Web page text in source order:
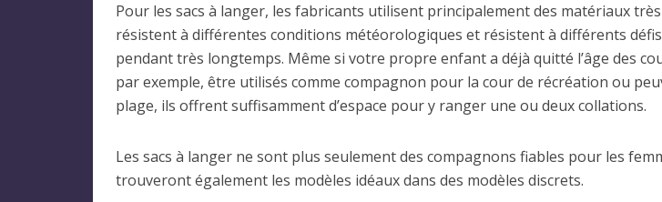
Pour les sacs à langer, les fabricants utilisent principalement des matériaux
résistent à différentes conditions météorologiques et résistent à différents
pendant très longtemps. Même si votre propre enfant a déjà quitté l’âge des
par exemple, être utilisés comme compagnon pour la cour de récréation ou
plage, ils offrent suffisamment d’espace pour y ranger une ou deux collations.
Les sacs à langer ne sont plus seulement des compagnons fiables pour les
trouveront également les modèles idéaux dans des modèles discrets.